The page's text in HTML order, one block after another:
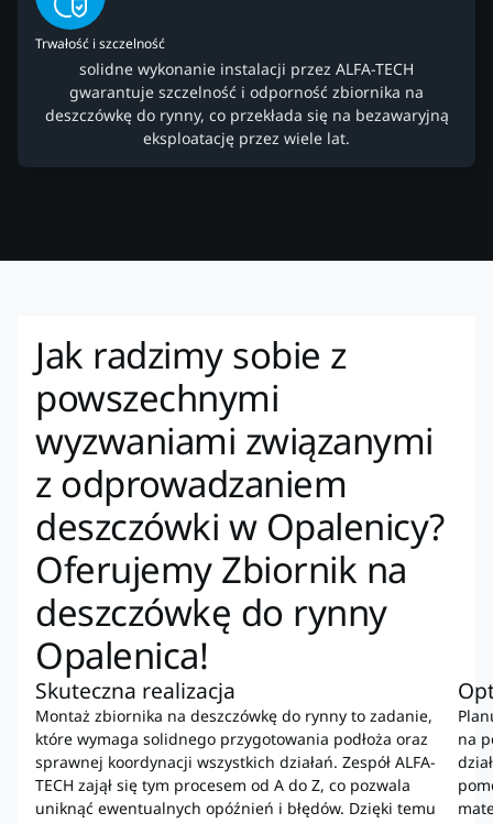
Trwałość i szczelność
solidne wykonanie instalacji przez ALFA-TECH
gwarantuje szczelność i odporność zbiornika na
deszczówkę do rynny, co przekłada się na bezawaryjną
eksploatację przez wiele lat.
Jak radzimy sobie z
powszechnymi
wyzwaniami związanymi
z odprowadzaniem
deszczówki w Opalenicy?
Oferujemy Zbiornik na
deszczówkę do rynny
Opalenica!
Skuteczna realizacja
Montaż zbiornika na deszczówkę do rynny to zadanie,
które wymaga solidnego przygotowania podłoża oraz
sprawnej koordynacji wszystkich działań. Zespół ALFA-
TECH zajął się tym procesem od A do Z, co pozwala
uniknąć ewentualnych opóźnień i błędów. Dzięki temu
na